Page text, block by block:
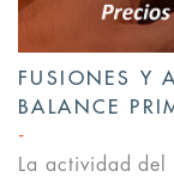
FUSIONES Y
BALANCE
La actividad del